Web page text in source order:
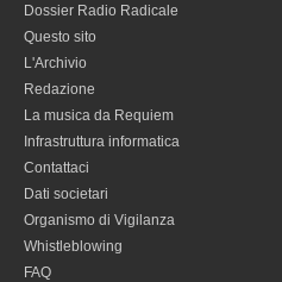
Dossier Radio Radicale
Questo sito
L'Archivio
Redazione
La musica da Requiem
Infrastruttura informatica
Contattaci
Dati societari
Organismo di Vigilanza
Whistleblowing
FAQ